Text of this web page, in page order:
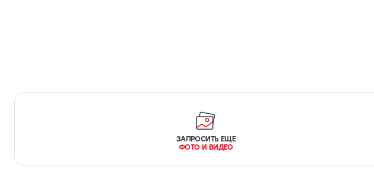
ЗАПРОСИТЬ ЕЩЕ
ФОТО И ВИДЕО